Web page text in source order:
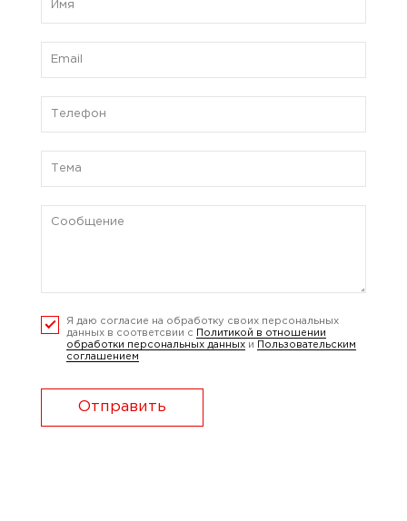
Я даю согласие на обработку своих персональных
данных в соответсвии с
Политикой в отношении
обработки персональных данных и
Пользовательским
соглашением
Отправить